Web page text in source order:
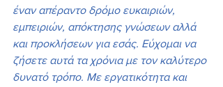
έναν απέραντο δρόμο ευκαιριών,
εμπειριών, απόκτησης γνώσεων αλλά
και προκλήσεων για εσάς. Εύχομαι να
ζήσετε αυτά τα χρόνια με τον καλύτερο
δυνατό τρόπο. Με εργατικότητα και